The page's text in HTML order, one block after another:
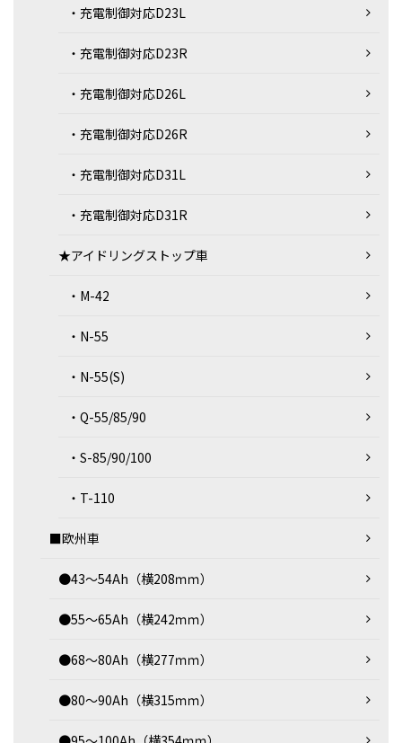
・充電制御対応D23L
・充電制御対応D23R
・充電制御対応D26L
・充電制御対応D26R
・充電制御対応D31L
・充電制御対応D31R
★アイドリングストップ車
・M-42
・N-55
・N-55(S)
・Q-55/85/90
・S-85/90/100
・T-110
■欧州車
●43～54Ah（横208ｍｍ）
●55～65Ah（横242ｍｍ）
●68～80Ah（横277ｍｍ）
●80～90Ah（横315ｍｍ）